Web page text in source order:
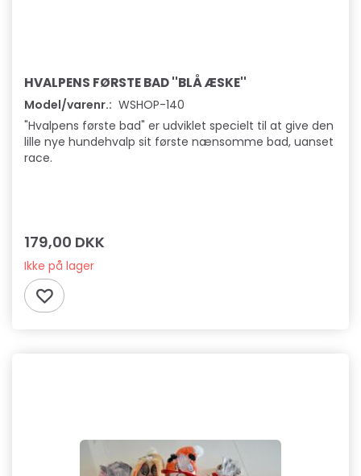
HVALPENS FØRSTE BAD ''BLÅ ÆSKE''
Model/varenr.: WSHOP-140
"Hvalpens første bad" er udviklet specielt til at give den
lille nye hundehvalp sit første nænsomme bad, uanset
race.
179,00 DKK
Ikke på lager